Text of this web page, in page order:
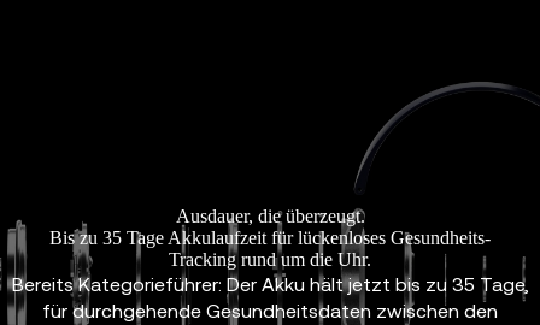
Ausdauer, die überzeugt.
Bis zu 35 Tage Akkulaufzeit für lückenloses Gesundheits-
Tracking rund um die Uhr.
Bereits Kategorieführer: Der Akku hält jetzt bis zu 35 Tage,
für durchgehende Gesundheitsdaten zwischen den